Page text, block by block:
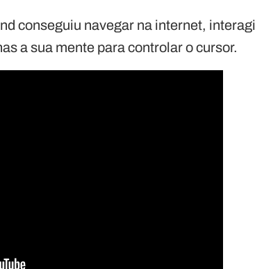
conseguiu navegar na internet,
a sua mente para controlar o cursor.